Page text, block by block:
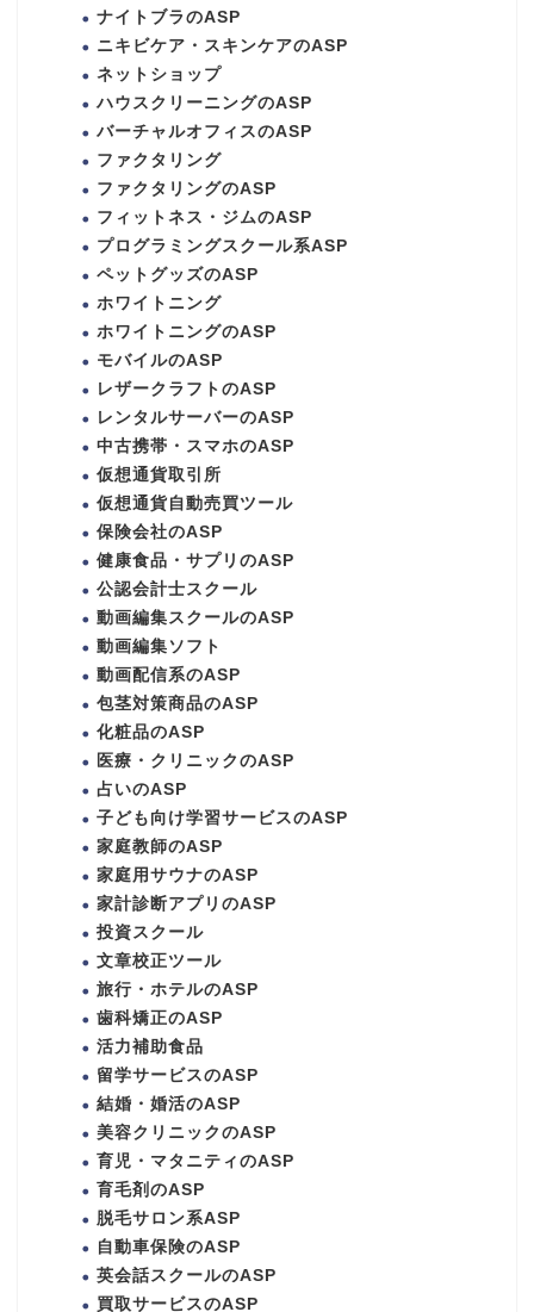
ナイトブラのASP
ニキビケア・スキンケアのASP
ネットショップ
ハウスクリーニングのASP
バーチャルオフィスのASP
ファクタリング
ファクタリングのASP
フィットネス・ジムのASP
プログラミングスクール系ASP
ペットグッズのASP
ホワイトニング
ホワイトニングのASP
モバイルのASP
レザークラフトのASP
レンタルサーバーのASP
中古携帯・スマホのASP
仮想通貨取引所
仮想通貨自動売買ツール
保険会社のASP
健康食品・サプリのASP
公認会計士スクール
動画編集スクールのASP
動画編集ソフト
動画配信系のASP
包茎対策商品のASP
化粧品のASP
医療・クリニックのASP
占いのASP
子ども向け学習サービスのASP
家庭教師のASP
家庭用サウナのASP
家計診断アプリのASP
投資スクール
文章校正ツール
旅行・ホテルのASP
歯科矯正のASP
活力補助食品
留学サービスのASP
結婚・婚活のASP
美容クリニックのASP
育児・マタニティのASP
育毛剤のASP
脱毛サロン系ASP
自動車保険のASP
英会話スクールのASP
買取サービスのASP